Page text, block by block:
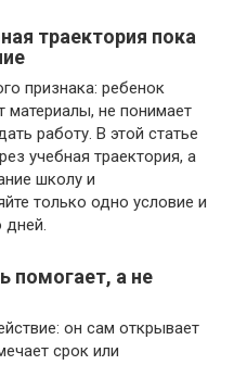
траектория пока
признака: ребенок
материалы, не понимает
работу. В этой статье
учебная траектория, а
школу и
только одно условие и
дней.
помогает, а не
он сам открывает
срок или